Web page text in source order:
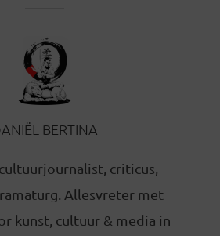
BERTINA
criticus,
Allesvreter met
kunst, cultuur & media in